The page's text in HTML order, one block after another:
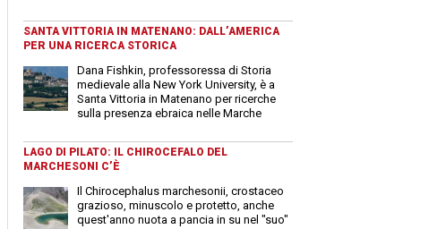
SANTA VITTORIA IN MATENANO: DALL’AMERICA
PER UNA RICERCA STORICA
Dana Fishkin, professoressa di Storia
medievale alla New York University, è a
Santa Vittoria in Matenano per ricerche
sulla presenza ebraica nelle Marche
LAGO DI PILATO: IL CHIROCEFALO DEL
MARCHESONI C’È
Il Chirocephalus marchesonii, crostaceo
grazioso, minuscolo e protetto, anche
quest'anno nuota a pancia in su nel "suo"